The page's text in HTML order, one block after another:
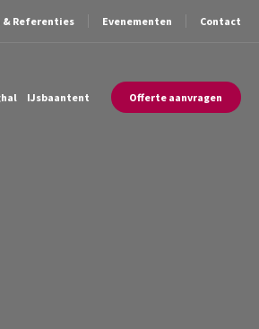
& Referenties Evenementen Contact
IJsbaantent Offerte aanvragen